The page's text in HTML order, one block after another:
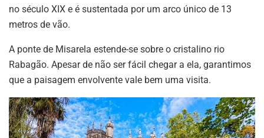
no século XIX e é sustentada por um arco único de 13
metros de vão.
A ponte de Misarela estende-se sobre o cristalino rio
Rabagão. Apesar de não ser fácil chegar a ela, garantimos
que a paisagem envolvente vale bem uma visita.